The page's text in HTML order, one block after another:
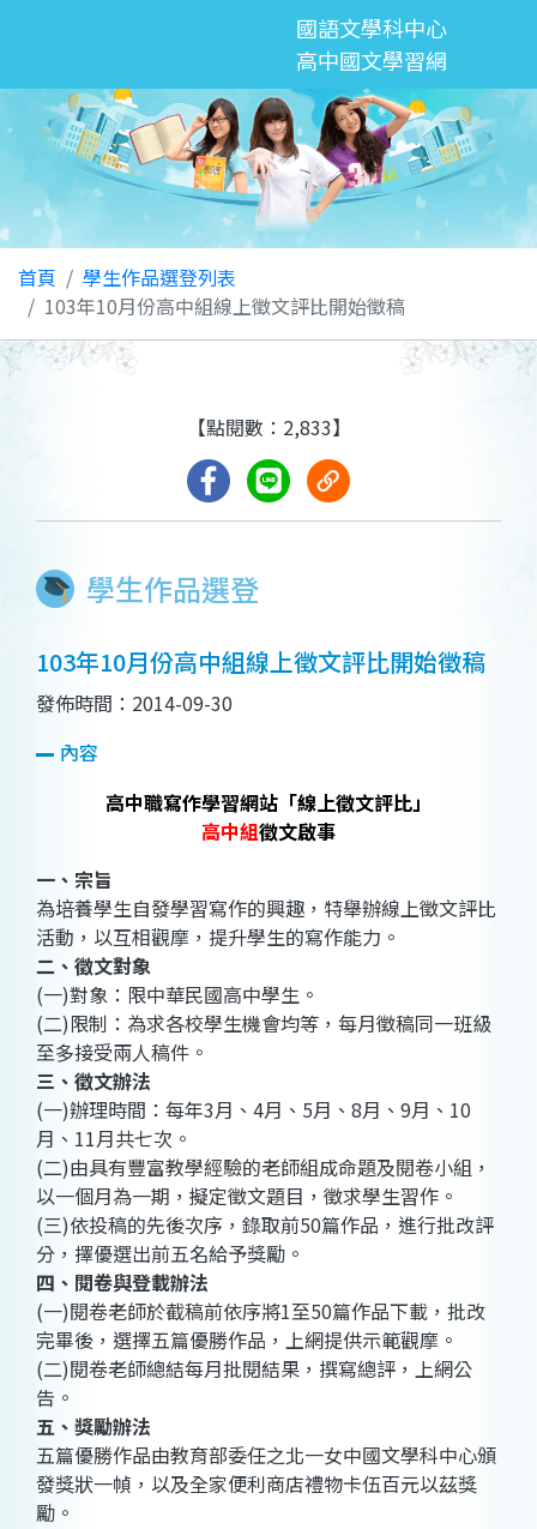
國語文學科中心
高中國文學習網
首頁
學生作品選登列表
103年10月份高中組線上徵文評比開始徵稿
學生作品選登
【點閱數：2,833】
103年10月份高中組線上徵文評比開始徵稿
發佈時間：2014-09-30
內容
高中職寫作學習網站「線上徵文評比」
高中組徵文啟事
一、宗旨
為培養學生自發學習寫作的興趣，特舉辦線上徵文評比
活動，以互相觀摩，提升學生的寫作能力。
二、徵文對象
(一)對象：限中華民國高中學生。
(二)限制：為求各校學生機會均等，每月徵稿同一班級
至多接受兩人稿件。
三、徵文辦法
(一)辦理時間：每年3月、4月、5月、8月、9月、10
月、11月共七次。
(二)由具有豐富教學經驗的老師組成命題及閱卷小組，
以一個月為一期，擬定徵文題目，徵求學生習作。
(三)依投稿的先後次序，錄取前50篇作品，進行批改評
分，擇優選出前五名給予獎勵。
四、閱卷與登載辦法
(一)閱卷老師於截稿前依序將1至50篇作品下載，批改
完畢後，選擇五篇優勝作品，上網提供示範觀摩。
(二)閱卷老師總結每月批閱結果，撰寫總評，上網公
告。
五、獎勵辦法
五篇優勝作品由教育部委任之北一女中國文學科中心頒
發獎狀一幀，以及全家便利商店禮物卡伍百元以茲獎
勵。